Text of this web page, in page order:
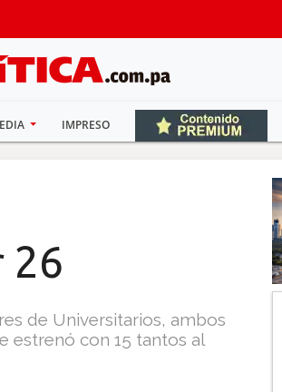
IMPRESO
26
de Universitarios, ambos
estrenó con 15 tantos al